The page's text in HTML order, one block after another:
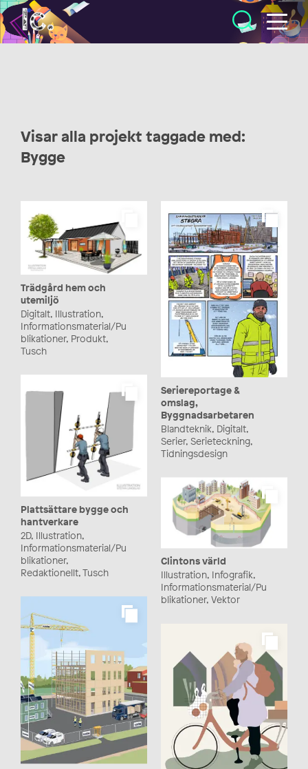
Illustratörcentrum
Visar alla projekt taggade med:
Bygge
Trädgård hem och
utemiljö
Digitalt, Illustration,
Informationsmaterial/Pu
blikationer, Produkt,
Tusch
Seriereportage &
omslag,
Byggnadsarbetaren
Blandteknik, Digitalt,
Serier, Serieteckning,
Tidningsdesign
Plattsättare bygge och
hantverkare
2D, Illustration,
Informationsmaterial/Pu
blikationer,
Redaktionellt, Tusch
Clintons värld
Illustration, Infografik,
Informationsmaterial/Pu
blikationer, Vektor